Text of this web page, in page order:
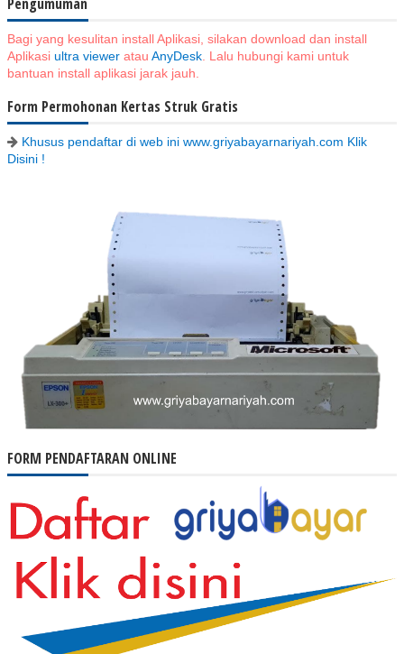
Bagi yang kesulitan install Aplikasi, silakan download dan install
Aplikasi ultra viewer atau AnyDesk . Lalu hubungi kami untuk
bantuan install aplikasi jarak jauh.
Form Permohonan Kertas Struk Gratis
Khusus pendaftar di web ini www.griyabayarnariyah.com Klik
Disini !
FORM PENDAFTARAN ONLINE